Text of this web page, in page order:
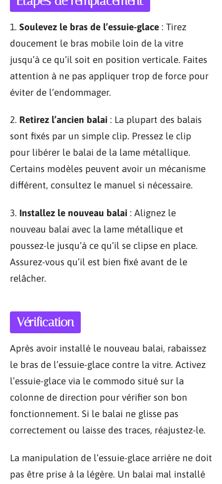
1. Soulevez le bras de l’essuie-glace : Tirez
doucement le bras mobile loin de la vitre
jusqu’à ce qu’il soit en position verticale. Faites
attention à ne pas appliquer trop de force pour
éviter de l’endommager.
2. Retirez l’ancien balai : La plupart des balais
sont fixés par un simple clip. Pressez le clip
pour libérer le balai de la lame métallique.
Certains modèles peuvent avoir un mécanisme
différent, consultez le manuel si nécessaire.
3. Installez le nouveau balai : Alignez le
nouveau balai avec la lame métallique et
poussez-le jusqu’à ce qu’il se clipse en place.
Assurez-vous qu’il est bien fixé avant de le
relâcher.
Vérification
Après avoir installé le nouveau balai, rabaissez
le bras de l’essuie-glace contre la vitre. Activez
l’essuie-glace via le commodo situé sur la
colonne de direction pour vérifier son bon
fonctionnement. Si le balai ne glisse pas
correctement ou laisse des traces, réajustez-le.
La manipulation de l’essuie-glace arrière ne doit
pas être prise à la légère. Un balai mal installé